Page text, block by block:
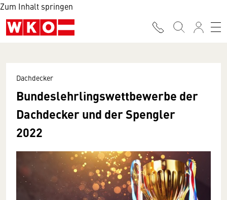
Zum Inhalt springen
Dachdecker
Bundeslehrlingswettbewerbe der
Dachdecker und der Spengler
2022